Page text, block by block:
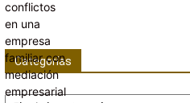
Categorías
Categorías